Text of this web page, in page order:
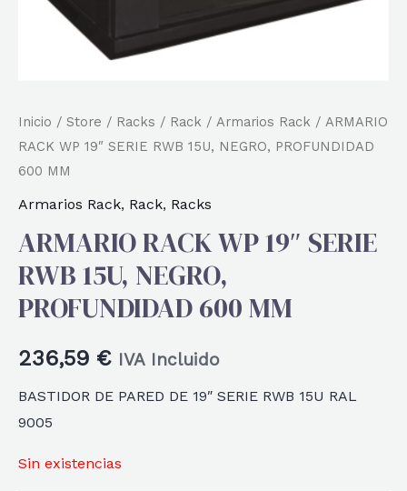
Inicio / Store / Racks / Rack / Armarios Rack / ARMARIO
RACK WP 19″ SERIE RWB 15U, NEGRO, PROFUNDIDAD
600 MM
Armarios Rack, Rack, Racks
ARMARIO RACK WP 19″ SERIE
RWB 15U, NEGRO,
PROFUNDIDAD 600 MM
236,59 € IVA Incluido
BASTIDOR DE PARED DE 19″ SERIE RWB 15U RAL
9005
Sin existencias